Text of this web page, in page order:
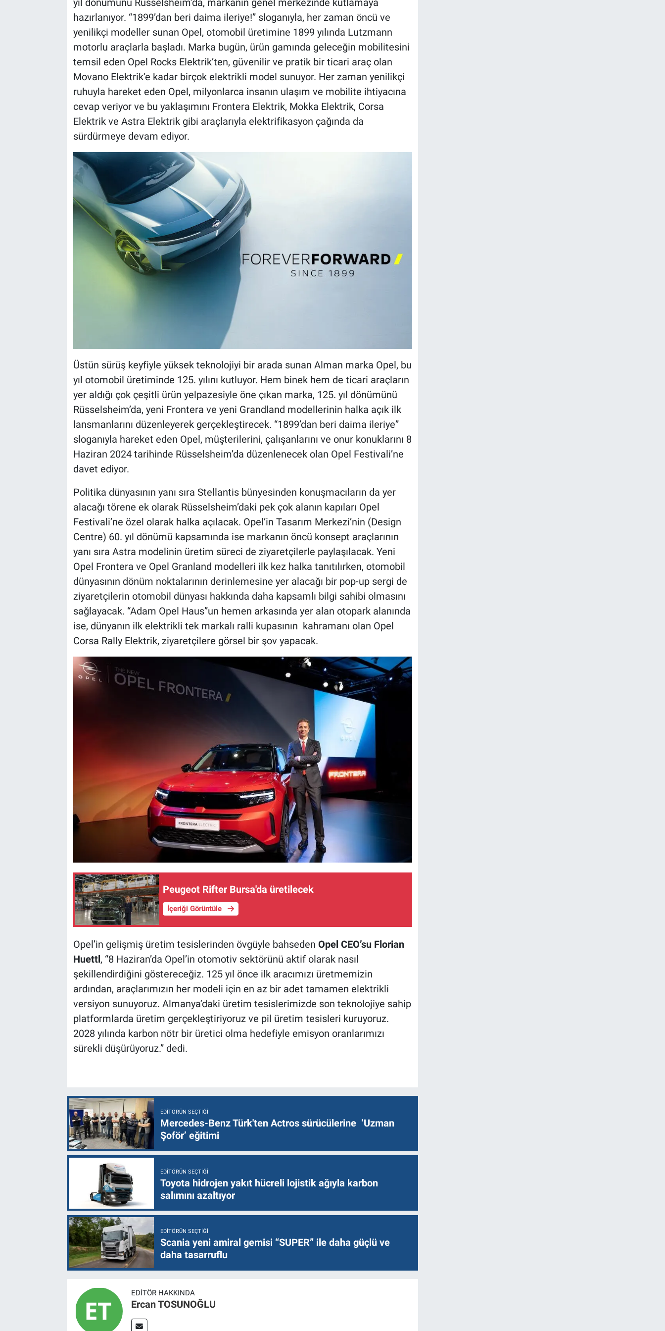
yıl dönümünü Rüsselsheim’da, markanın genel merkezinde kutlamaya
hazırlanıyor. “1899’dan beri daima ileriye!” sloganıyla, her zaman öncü ve
yenilikçi modeller sunan Opel, otomobil üretimine 1899 yılında Lutzmann
motorlu araçlarla başladı. Marka bugün, ürün gamında geleceğin mobilitesini
temsil eden Opel Rocks Elektrik’ten, güvenilir ve pratik bir ticari araç olan
Movano Elektrik’e kadar birçok elektrikli model sunuyor. Her zaman yenilikçi
ruhuyla hareket eden Opel, milyonlarca insanın ulaşım ve mobilite ihtiyacına
cevap veriyor ve bu yaklaşımını Frontera Elektrik, Mokka Elektrik, Corsa
Elektrik ve Astra Elektrik gibi araçlarıyla elektrifikasyon çağında da
sürdürmeye devam ediyor.
Üstün sürüş keyfiyle yüksek teknolojiyi bir arada sunan Alman marka Opel, bu
yıl otomobil üretiminde 125. yılını kutluyor. Hem binek hem de ticari araçların
yer aldığı çok çeşitli ürün yelpazesiyle öne çıkan marka, 125. yıl dönümünü
Rüsselsheim’da, yeni Frontera ve yeni Grandland modellerinin halka açık ilk
lansmanlarını düzenleyerek gerçekleştirecek. “1899’dan beri daima ileriye”
sloganıyla hareket eden Opel, müşterilerini, çalışanlarını ve onur konuklarını 8
Haziran 2024 tarihinde Rüsselsheim’da düzenlenecek olan Opel Festivali’ne
davet ediyor.
Politika dünyasının yanı sıra Stellantis bünyesinden konuşmacıların da yer
alacağı törene ek olarak Rüsselsheim’daki pek çok alanın kapıları Opel
Festivali’ne özel olarak halka açılacak. Opel’in Tasarım Merkezi’nin (Design
Centre) 60. yıl dönümü kapsamında ise markanın öncü konsept araçlarının
yanı sıra Astra modelinin üretim süreci de ziyaretçilerle paylaşılacak. Yeni
Opel Frontera ve Opel Granland modelleri ilk kez halka tanıtılırken, otomobil
dünyasının dönüm noktalarının derinlemesine yer alacağı bir pop-up sergi de
ziyaretçilerin otomobil dünyası hakkında daha kapsamlı bilgi sahibi olmasını
sağlayacak. “Adam Opel Haus”un hemen arkasında yer alan otopark alanında
ise, dünyanın ilk elektrikli tek markalı ralli kupasının kahramanı olan Opel
Corsa Rally Elektrik, ziyaretçilere görsel bir şov yapacak.
Peugeot Rifter Bursa'da üretilecek
İçeriği Görüntüle
Opel’in gelişmiş üretim tesislerinden övgüyle bahseden Opel CEO’su Florian
Huettl, “8 Haziran’da Opel’in otomotiv sektörünü aktif olarak nasıl
şekillendirdiğini göstereceğiz. 125 yıl önce ilk aracımızı üretmemizin
ardından, araçlarımızın her modeli için en az bir adet tamamen elektrikli
versiyon sunuyoruz. Almanya’daki üretim tesislerimizde son teknolojiye sahip
platformlarda üretim gerçekleştiriyoruz ve pil üretim tesisleri kuruyoruz.
2028 yılında karbon nötr bir üretici olma hedefiyle emisyon oranlarımızı
sürekli düşürüyoruz.” dedi.
EDITÖRÜN SEÇTIĞI
Mercedes-Benz Türk'ten Actros sürücülerine ‘Uzman
Şoför’ eğitimi
EDITÖRÜN SEÇTIĞI
Toyota hidrojen yakıt hücreli lojistik ağıyla karbon
salımını azaltıyor
EDITÖRÜN SEÇTIĞI
Scania yeni amiral gemisi “SUPER” ile daha güçlü ve
daha tasarruflu
EDITÖR HAKKINDA
Ercan TOSUNOĞLU